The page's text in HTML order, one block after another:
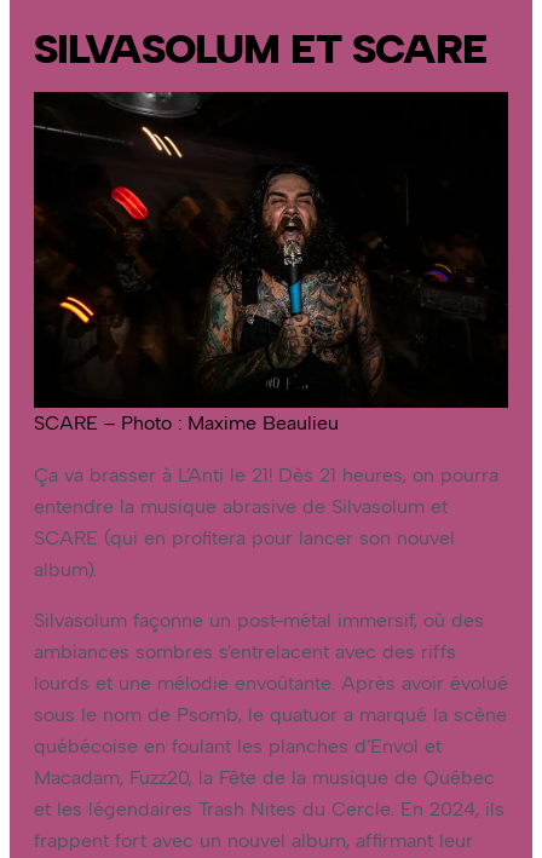
SILVASOLUM ET SCARE
SCARE – Photo : Maxime Beaulieu
Ça va brasser à L’Anti le 21! Dès 21 heures, on pourra
entendre la musique abrasive de Silvasolum et
SCARE (qui en profitera pour lancer son nouvel
album).
Silvasolum façonne un post-métal immersif, où des
ambiances sombres s’entrelacent avec des riffs
lourds et une mélodie envoûtante. Après avoir évolué
sous le nom de Psomb, le quatuor a marqué la scène
québécoise en foulant les planches d’Envol et
Macadam, Fuzz20, la Fête de la musique de Québec
et les légendaires Trash Nites du Cercle. En 2024, ils
frappent fort avec un nouvel album, affirmant leur